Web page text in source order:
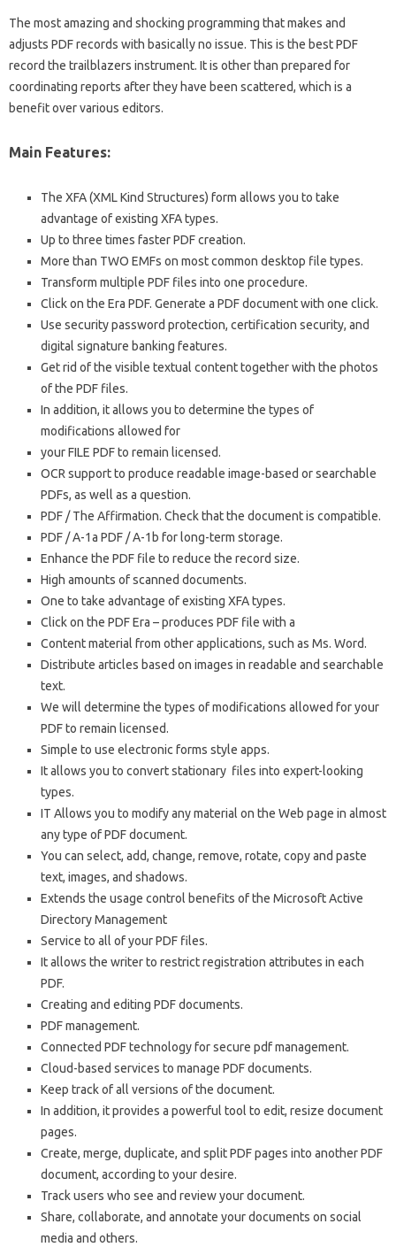
The most amazing and shocking programming that makes and
adjusts PDF records with basically no issue. This is the best PDF
record the trailblazers instrument. It is other than prepared for
coordinating reports after they have been scattered, which is a
benefit over various editors.
Main Features:
The XFA (XML Kind Structures) form allows you to take
advantage of existing XFA types.
Up to three times faster PDF creation.
More than TWO EMFs on most common desktop file types.
Transform multiple PDF files into one procedure.
Click on the Era PDF. Generate a PDF document with one click.
Use security password protection, certification security, and
digital signature banking features.
Get rid of the visible textual content together with the photos
of the PDF files.
In addition, it allows you to determine the types of
modifications allowed for
your FILE PDF to remain licensed.
OCR support to produce readable image-based or searchable
PDFs, as well as a question.
PDF / The Affirmation. Check that the document is compatible.
PDF / A-1a PDF / A-1b for long-term storage.
Enhance the PDF file to reduce the record size.
High amounts of scanned documents.
One to take advantage of existing XFA types.
Click on the PDF Era – produces PDF file with a
Content material from other applications, such as Ms. Word.
Distribute articles based on images in readable and searchable
text.
We will determine the types of modifications allowed for your
PDF to remain licensed.
Simple to use electronic forms style apps.
It allows you to convert stationary files into expert-looking
types.
IT Allows you to modify any material on the Web page in almost
any type of PDF document.
You can select, add, change, remove, rotate, copy and paste
text, images, and shadows.
Extends the usage control benefits of the Microsoft Active
Directory Management
Service to all of your PDF files.
It allows the writer to restrict registration attributes in each
PDF.
Creating and editing PDF documents.
PDF management.
Connected PDF technology for secure pdf management.
Cloud-based services to manage PDF documents.
Keep track of all versions of the document.
In addition, it provides a powerful tool to edit, resize document
pages.
Create, merge, duplicate, and split PDF pages into another PDF
document, according to your desire.
Track users who see and review your document.
Share, collaborate, and annotate your documents on social
media and others.